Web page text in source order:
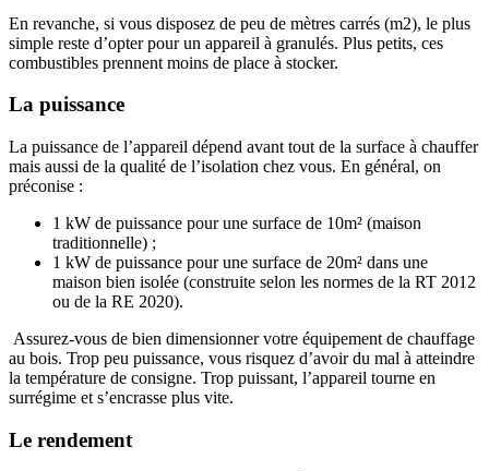
En revanche, si vous disposez de peu de mètres carrés (m2), le plus
simple reste d’opter pour un appareil à granulés. Plus petits, ces
combustibles prennent moins de place à stocker.
La puissance
La puissance de l’appareil dépend avant tout de la surface à chauffer
mais aussi de la qualité de l’isolation chez vous. En général, on
préconise :
1 kW de puissance pour une surface de 10m² (maison
traditionnelle) ;
1 kW de puissance pour une surface de 20m² dans une
maison bien isolée (construite selon les normes de la RT 2012
ou de la RE 2020).
Assurez-vous de bien dimensionner votre équipement de chauffage
au bois. Trop peu puissance, vous risquez d’avoir du mal à atteindre
la température de consigne. Trop puissant, l’appareil tourne en
surrégime et s’encrasse plus vite.
Le rendement